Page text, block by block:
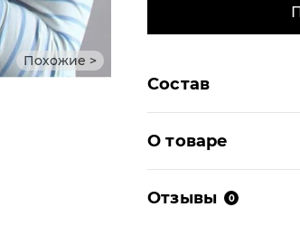
Похожие >
Состав
О товаре
Отзывы 0